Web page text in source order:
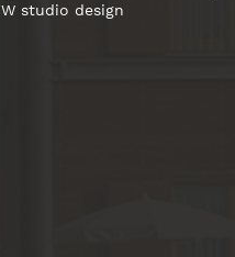
W studio design